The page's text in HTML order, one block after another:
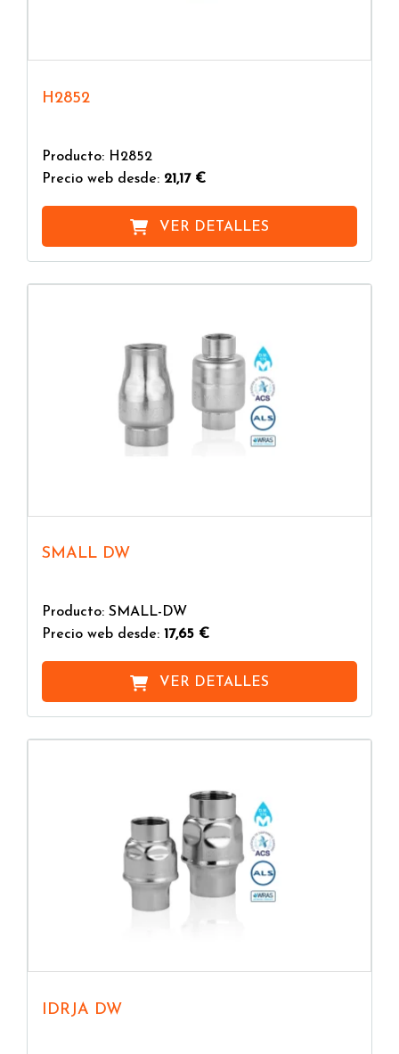
H2852
Producto: H2852
Precio web desde: 21,17 €
VER DETALLES
SMALL DW
Producto: SMALL-DW
Precio web desde: 17,65 €
VER DETALLES
IDRJA DW